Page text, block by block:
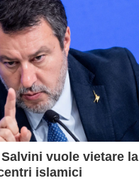
vuole vietare la
islamici